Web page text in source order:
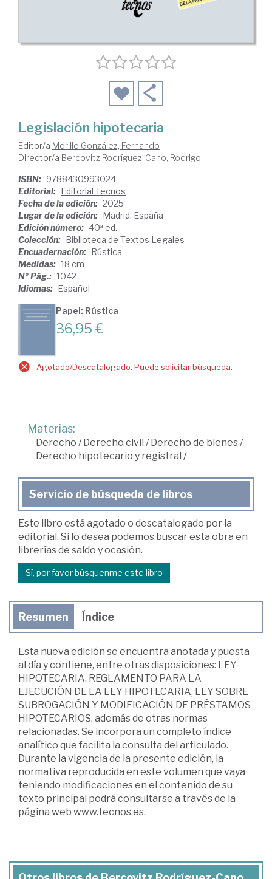
Legislación hipotecaria
Editor/a Morillo González, Fernando
Director/a Bercovitz Rodríguez-Cano, Rodrigo
ISBN: 9788430993024
Editorial: Editorial Tecnos
Fecha de la edición: 2025
Lugar de la edición: Madrid. España
Edición número: 40ª ed.
Colección: Biblioteca de Textos Legales
Encuadernación: Rústica
Medidas: 18 cm
Nº Pág.: 1042
Idiomas: Español
Papel: Rústica
36,95 €
Agotado/Descatalogado. Puede solicitar búsqueda.
Materias:
Derecho /Derecho civil /Derecho de bienes/
Derecho hipotecario y registral /
Servicio de búsqueda de libros
Este libro está agotado o descatalogado por la
editorial. Si lo desea podemos buscar esta obra en
librerías de saldo y ocasión.
Sí, por favor búsquenme este libro
Resumen Índice
Esta nueva edición se encuentra anotada y puesta
al día y contiene, entre otras disposiciones: LEY
HIPOTECARIA, REGLAMENTO PARA LA
EJECUCIÓN DE LA LEY HIPOTECARIA, LEY SOBRE
SUBROGACIÓN Y MODIFICACIÓN DE PRÉSTAMOS
HIPOTECARIOS, además de otras normas
relacionadas. Se incorpora un completo índice
analítico que facilita la consulta del articulado.
Durante la vigencia de la presente edición, la
normativa reproducida en este volumen que vaya
teniendo modificaciones en el contenido de su
texto principal podrá consultarse a través de la
página web www.tecnos.es.